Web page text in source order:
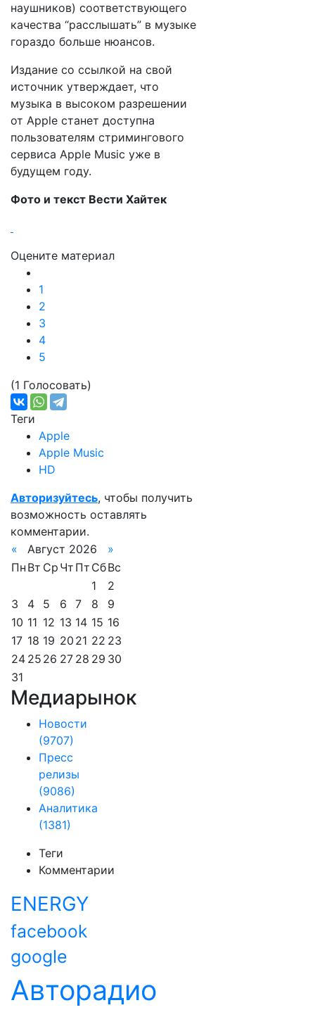
наушников) соответствующего
качества “расслышать” в музыке
гораздо больше нюансов.
Издание со ссылкой на свой
источник утверждает, что
музыка в высоком разрешении
от Apple станет доступна
пользователям стримингового
сервиса Apple Music уже в
будущем году.
Фото и текст Вести Хайтек
Оцените материал
1
2
3
4
5
(1 Голосовать)
Теги
Apple
Apple Music
HD
Авторизуйтесь, чтобы получить
возможность оставлять
комментарии.
«
Август 2026
»
Пн Вт Ср Чт Пт СбВс
1
2
3
4 5 6 7 8
9
10 11 12 13 14 15 16
17 18 19 20 21 22 23
24 25 26 27 28 29 30
31
Медиарынок
Новости
(9707)
Пресс
релизы
(9086)
Аналитика
(1381)
Теги
Комментарии
ENERGY
facebook
google
Авторадио